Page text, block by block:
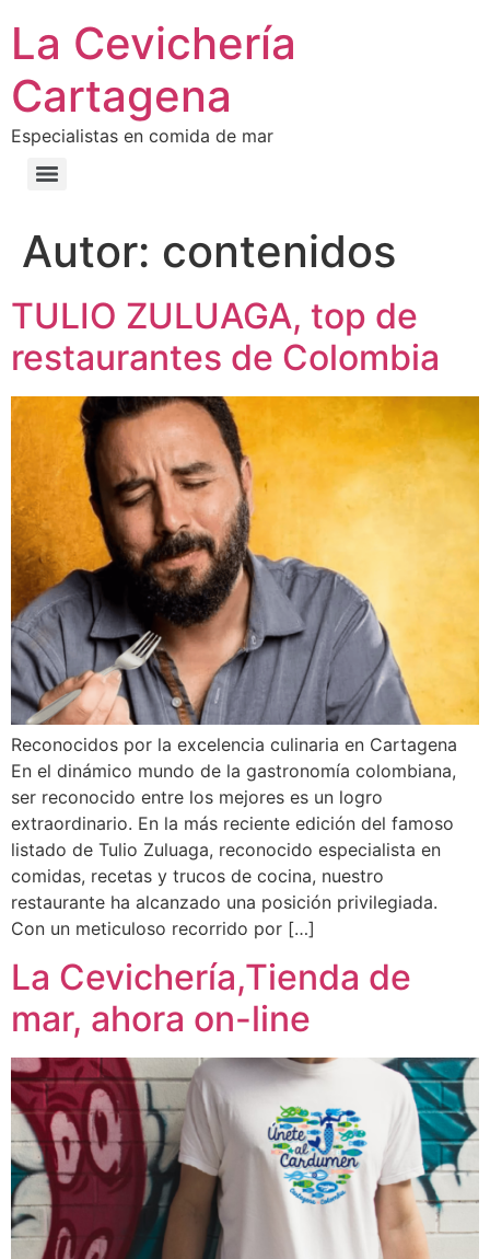
La Cevichería
Cartagena
Especialistas en comida de mar
Autor: contenidos
TULIO ZULUAGA, top de
restaurantes de Colombia
Reconocidos por la excelencia culinaria en Cartagena
En el dinámico mundo de la gastronomía colombiana,
ser reconocido entre los mejores es un logro
extraordinario. En la más reciente edición del famoso
listado de Tulio Zuluaga, reconocido especialista en
comidas, recetas y trucos de cocina, nuestro
restaurante ha alcanzado una posición privilegiada.
Con un meticuloso recorrido por […]
La Cevichería,Tienda de
mar, ahora on-line